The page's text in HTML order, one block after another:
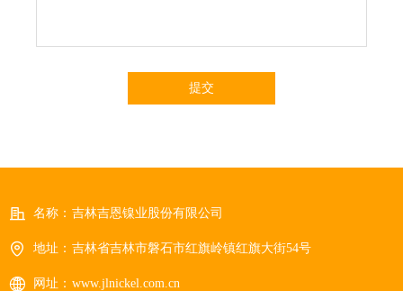
提交
名称： 吉林吉恩镍业股份有限公司
地址： 吉林省吉林市磐石市红旗岭镇红旗大街54号
网址： www.jlnickel.com.cn